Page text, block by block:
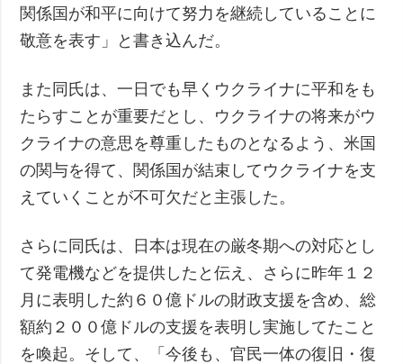
関係国が和平に向けて努力を継続していることに
敬意を表す」と書き込んだ。
また同氏は、一日でも早くウクライナに平和をも
たらすことが重要だとし、ウクライナの将来がウ
クライナの意思を尊重したものとなるよう、米国
の関与を得て、関係国が結束してウクライナを支
えていくことが不可欠だと主張した。
さらに同氏は、日本は現在の厳冬期への対応とし
て発電機などを提供したと伝え、さらに昨年１２
月に表明した約６０億ドルの財政支援を含め、総
額約２００億ドルの支援を表明し実施してたこと
を喚起。そして、「今後も、官民一体の復旧・復